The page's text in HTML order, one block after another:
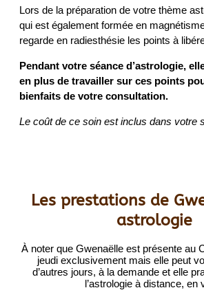
Lors de la préparation de votre thème
qui est également formée en
regarde en radiesthésie les points à
Pendant votre séance d’astrologie,
en plus de travailler sur ces points
bienfaits de votre consultation.
Le coût de ce soin est inclus dans votre
Les prestations de
astrologie
À noter que Gwenaëlle est présente au
jeudi exclusivement mais elle peut
d’autres jours, à la demande et elle
l’astrologie à distance, en